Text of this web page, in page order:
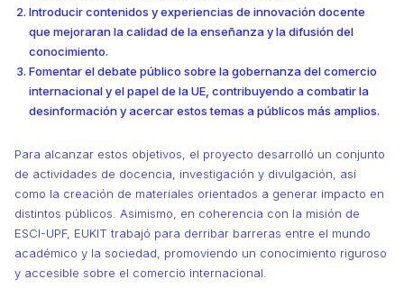
Introducir contenidos y experiencias de innovación docente
que mejoraran la calidad de la enseñanza y la difusión del
conocimiento.
Fomentar el debate público sobre la gobernanza del comercio
internacional y el papel de la UE, contribuyendo a combatir la
desinformación y acercar estos temas a públicos más amplios.
Para alcanzar estos objetivos, el proyecto desarrolló un conjunto
de actividades de docencia, investigación y divulgación, así
como la creación de materiales orientados a generar impacto en
distintos públicos. Asimismo, en coherencia con la misión de
ESCI-UPF, EUKIT trabajó para derribar barreras entre el mundo
académico y la sociedad, promoviendo un conocimiento riguroso
y accesible sobre el comercio internacional.